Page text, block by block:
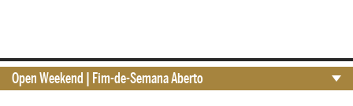
Open Weekend | Fim-de-Semana Aberto